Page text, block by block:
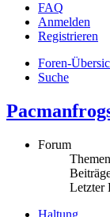
FAQ
Anmelden
Registrieren
Foren-
Suche
Forum
Themen
Letzter